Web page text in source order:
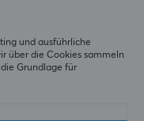
und ausführliche
über die Cookies sammeln
Grundlage für